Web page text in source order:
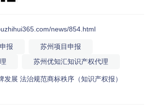
news/854.html
报
苏州项目申报
苏州优知汇知识产权代理
发展 法治规范商标秩序（知识产权报）